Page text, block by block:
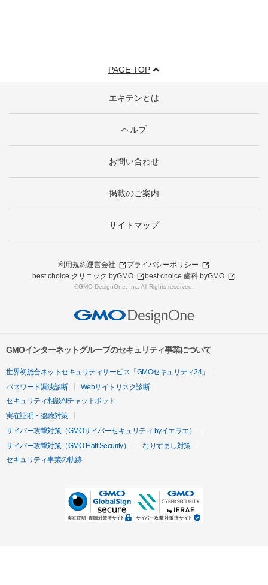
PAGE TOP
エキテンとは
ヘルプ
お問い合わせ
掲載のご案内
サイトマップ
利用規約運営会社
プライバシーポリシー
best choice クリニック byGMO
best choice 歯科 byGMO
©GMO DesignOne, Inc. All Rights reserved.
GMOインターネットグループのセキュリティ事業について
世界初総合ネットセキュリティサービス「GMOセキュリティ24」
パスワード漏洩診断
Webサイトリスク診断
セキュリティ相談AIチャットボット
実在証明・盗聴対策
サイバー攻撃対策（GMOサイバーセキュリティ byイエラエ）
サイバー攻撃対策（GMO Flatt Security）
なりすまし対策
セキュリティ事業の軌跡